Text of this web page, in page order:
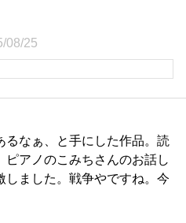
08/25
るなぁ、と手にした作品。読
ピアノのこみちさんのお話し
しました。戦争やですね。今